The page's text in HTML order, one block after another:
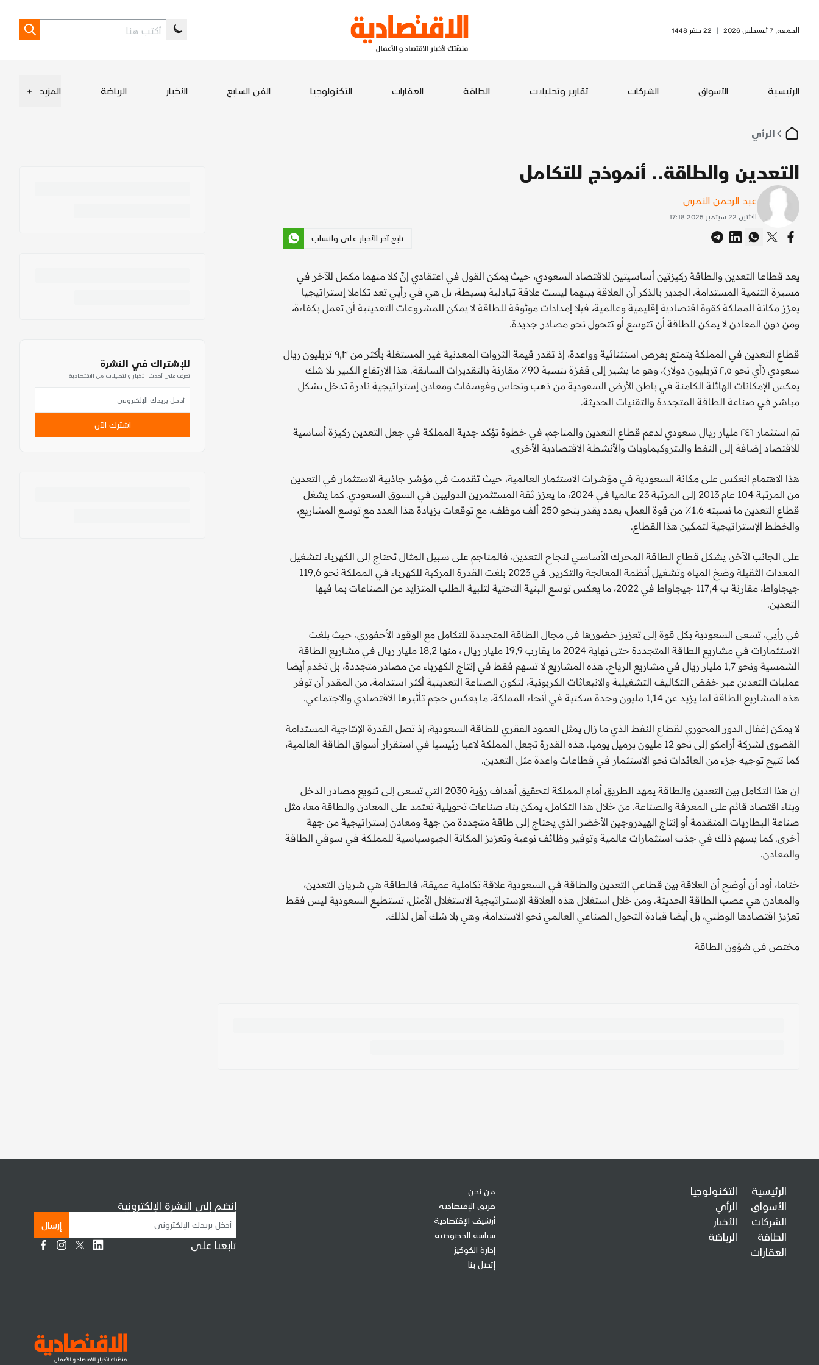
الجمعة, 7 أغسطس 2026 | 22 صَفَر 1448
الرئيسية الأسواق الشركات تقارير وتحليلات الطاقة العقارات التكنولوجيا الفن السابع الأخبار الرياضة المزيد +
الرأي
التعدين والطاقة.. أنموذج للتكامل
عبد الرحمن النمري
الاثنين 22 سبتمبر 2025 17:18
تابع آخر الأخبار على واتساب
يعد قطاعا التعدين والطاقة ركيزتين أساسيتين للاقتصاد السعودي، حيث يمكن القول في اعتقادي إنّ كلا منهما مكمل للآخر في
مسيرة التنمية المستدامة. الجدير بالذكر أن العلاقة بينهما ليست علاقة تبادلية بسيطة، بل هي في رأيي تعد تكاملا إستراتيجيا
يعزز مكانة المملكة كقوة اقتصادية إقليمية وعالمية، فبلا إمدادات موثوقة للطاقة لا يمكن للمشروعات التعدينية أن تعمل بكفاءة،
ومن دون المعادن لا يمكن للطاقة أن تتوسع أو تتحول نحو مصادر جديدة.
قطاع التعدين في المملكة يتمتع بفرص استثنائية وواعدة، إذ تقدر قيمة الثروات المعدنية غير المستغلة بأكثر من ٩,٣ تريليون ريال
سعودي (أي نحو ٢,٥ تريليون دولار)، وهو ما يشير إلى قفزة بنسبة 90٪؜ مقارنة بالتقديرات السابقة. هذا الارتفاع الكبير بلا شك
يعكس الإمكانات الهائلة الكامنة في باطن الأرض السعودية من ذهب ونحاس وفوسفات ومعادن إستراتيجية نادرة تدخل بشكل
مباشر في صناعة الطاقة المتجددة والتقنيات الحديثة.
تم استثمار ٢٤٦ مليار ريال سعودي لدعم قطاع التعدين والمناجم، في خطوة تؤكد جدية المملكة في جعل التعدين ركيزة أساسية
للاقتصاد إضافة إلى النفط والبتروكيماويات والأنشطة الاقتصادية الأخرى.
هذا الاهتمام انعكس على مكانة السعودية في مؤشرات الاستثمار العالمية، حيث تقدمت في مؤشر جاذبية الاستثمار في التعدين
من المرتبة 104 عام 2013 إلى المرتبة 23 عالميا في 2024، ما يعزز ثقة المستثمرين الدوليين في السوق السعودي. كما يشغل
قطاع التعدين ما نسبته 1.6٪؜ من قوة العمل، بعدد يقدر بنحو 250 ألف موظف، مع توقعات بزيادة هذا العدد مع توسع المشاريع،
والخطط الإستراتيجية لتمكين هذا القطاع.
على الجانب الآخر، يشكل قطاع الطاقة المحرك الأساسي لنجاح التعدين، فالمناجم على سبيل المثال تحتاج إلى الكهرباء لتشغيل
المعدات الثقيلة وضخ المياه وتشغيل أنظمة المعالجة والتكرير. في 2023 بلغت القدرة المركبة للكهرباء في المملكة نحو 119,6
جيجاواط، مقارنة ب 117,4 جيجاواط في 2022، ما يعكس توسع البنية التحتية لتلبية الطلب المتزايد من الصناعات بما فيها
التعدين.
في رأيي، تسعى السعودية بكل قوة إلى تعزيز حضورها في مجال الطاقة المتجددة للتكامل مع الوقود الأحفوري، حيث بلغت
الاستثمارات في مشاريع الطاقة المتجددة حتى نهاية 2024 ما يقارب 19,9 مليار ريال ، منها 18,2 مليار ريال في مشاريع الطاقة
الشمسية ونحو 1,7 مليار ريال في مشاريع الرياح. هذه المشاريع لا تسهم فقط في إنتاج الكهرباء من مصادر متجددة، بل تخدم أيضا
عمليات التعدين عبر خفض التكاليف التشغيلية والانبعاثات الكربونية، لتكون الصناعة التعدينية أكثر استدامة. من المقدر أن توفر
هذه المشاريع الطاقة لما يزيد عن 1,14 مليون وحدة سكنية في أنحاء المملكة، ما يعكس حجم تأثيرها الاقتصادي والاجتماعي.
لا يمكن إغفال الدور المحوري لقطاع النفط الذي ما زال يمثل العمود الفقري للطاقة السعودية، إذ تصل القدرة الإنتاجية المستدامة
القصوى لشركة أرامكو إلى نحو 12 مليون برميل يوميا. هذه القدرة تجعل المملكة لاعبا رئيسيا في استقرار أسواق الطاقة العالمية،
كما تتيح توجيه جزء من العائدات نحو الاستثمار في قطاعات واعدة مثل التعدين.
إن هذا التكامل بين التعدين والطاقة يمهد الطريق أمام المملكة لتحقيق أهداف رؤية 2030 التي تسعى إلى تنويع مصادر الدخل
وبناء اقتصاد قائم على المعرفة والصناعة. من خلال هذا التكامل، يمكن بناء صناعات تحويلية تعتمد على المعادن والطاقة معا، مثل
صناعة البطاريات المتقدمة أو إنتاج الهيدروجين الأخضر الذي يحتاج إلى طاقة متجددة من جهة ومعادن إستراتيجية من جهة
أخرى. كما يسهم ذلك في جذب استثمارات عالمية وتوفير وظائف نوعية وتعزيز المكانة الجيوسياسية للمملكة في سوقي الطاقة
والمعادن.
ختاما، أود أن أوضح أن العلاقة بين قطاعي التعدين والطاقة في السعودية علاقة تكاملية عميقة، فالطاقة هي شريان التعدين،
والمعادن هي عصب الطاقة الحديثة. ومن خلال استغلال هذه العلاقة الإستراتيجية الاستغلال الأمثل، تستطيع السعودية ليس فقط
تعزيز اقتصادها الوطني، بل أيضا قيادة التحول الصناعي العالمي نحو الاستدامة، وهي بلا شك أهل لذلك.
مختص في شؤون الطاقة
للإشتراك في النشرة
تعرف على أحدث الأخبار والتحليلات من الاقتصادية
اشترك الآن
الرئيسية
الأسواق
الشركات
الطاقة
العقارات
التكنولوجيا
الرأي
الأخبار
الرياضة
من نحن
فريق الإقتصادية
أرشيف الإقتصادية
سياسة الخصوصية
إدارة الكوكيز
إتصل بنا
إنضم إلى النشرة الإلكترونية
إرسال
تابعنا على